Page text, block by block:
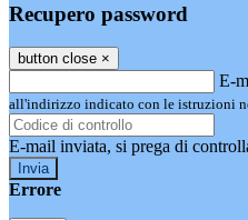
Recupero password
button close ×
E-
all'indirizzo indicato con le istruzioni
E-mail inviata, si prega di
Errore